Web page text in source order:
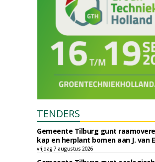
TENDERS
Gemeente Tilburg gunt
kap en herplant bomen aan J. van
vrijdag 7 augustus 2026